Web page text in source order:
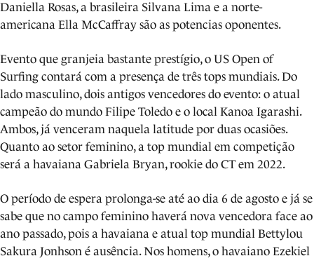
Daniella Rosas, a brasileira Silvana Lima e a norte-
americana Ella McCaffray são as potencias oponentes.
Evento que granjeia bastante prestígio, o US Open of
Surfing contará com a presença de três tops mundiais. Do
lado masculino, dois antigos vencedores do evento: o atual
campeão do mundo Filipe Toledo e o local Kanoa Igarashi.
Ambos, já venceram naquela latitude por duas ocasiões.
Quanto ao setor feminino, a top mundial em competição
será a havaiana Gabriela Bryan, rookie do CT em 2022.
O período de espera prolonga-se até ao dia 6 de agosto e já se
sabe que no campo feminino haverá nova vencedora face ao
ano passado, pois a havaiana e atual top mundial Bettylou
Sakura Jonhson é ausência. Nos homens, o havaiano Ezekiel